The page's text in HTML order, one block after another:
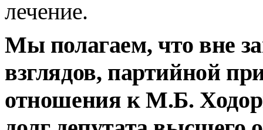
лечение.
Мы полагаем, что вне
взглядов, партийной
отношения к М.Б.